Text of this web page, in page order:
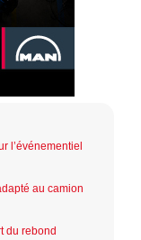
l’événementiel
au camion
du rebond